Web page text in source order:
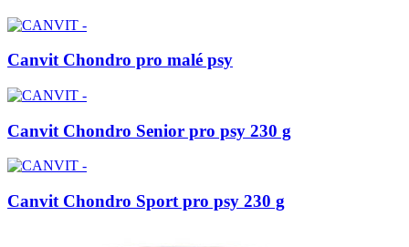
Canvit Chondro pro malé psy
Canvit Chondro Senior pro psy 230 g
Canvit Chondro Sport pro psy 230 g